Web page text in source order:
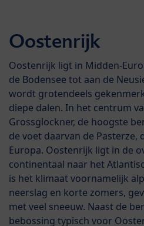
Oostenrijk
Oostenrijk ligt in Midden-
de Bodensee tot aan de
wordt grotendeels
diepe dalen. In het centrum
Grossglockner, de hoogste
de voet daarvan de
Europa. Oostenrijk ligt in de
continentaal naar het
is het klimaat voornamelijk
neerslag en korte zomers,
met veel sneeuw. Naast de
bebossing typisch voor